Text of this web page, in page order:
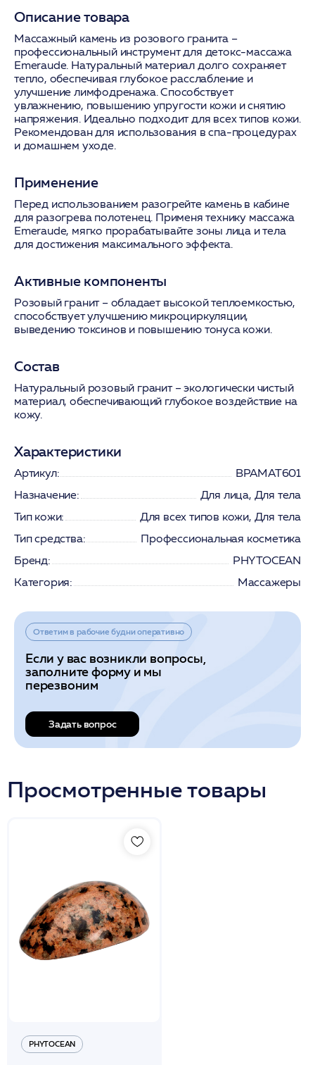
Описание товара
Массажный камень из розового гранита –
профессиональный инструмент для детокс-массажа
Emeraude. Натуральный материал долго сохраняет
тепло, обеспечивая глубокое расслабление и
улучшение лимфодренажа. Способствует
увлажнению, повышению упругости кожи и снятию
напряжения. Идеально подходит для всех типов кожи.
Рекомендован для использования в спа-процедурах
и домашнем уходе.
Применение
Перед использованием разогрейте камень в кабине
для разогрева полотенец. Применя технику массажа
Emeraude, мягко прорабатывайте зоны лица и тела
для достижения максимального эффекта.
Активные компоненты
Розовый гранит– обладает высокой теплоемкостью,
способствует улучшению микроциркуляции,
выведению токсинов и повышению тонуса кожи.
Состав
Натуральный розовый гранит – экологически чистый
материал, обеспечивающий глубокое воздействие на
кожу.
Характеристики
Артикул:
BPAMAT601
Назначение:
Для лица, Для тела
Тип кожи:
Для всех типов кожи, Для тела
Тип средства:
Профессиональная косметика
Бренд:
PHYTOCEAN
Категория:
Массажеры
Ответим в рабочие будни оперативно
Если у вас возникли вопросы,
заполните форму и мы
перезвоним
Задать вопрос
Просмотренные товары
PHYTOCEAN